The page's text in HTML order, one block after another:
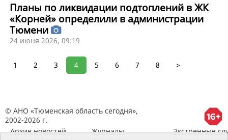
Планы по ликвидации подтоплений в ЖК
«Корней» определили в администрации
Тюмени
24 июня 2026, 09:19
1 2 3 4 5 6 7 8 >
© АНО «Тюменская область сегодня»,
2002-2026 г.
Архив новостей
Журналы
Экстренные